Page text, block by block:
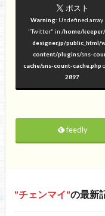
ポスト
Warning: Undefined array
"Twitter" in /home/
designer.jp/public_html/
content/plugins/sns-
cache/sns-count-cache.php
2897
feedly
チェンマイ の最新